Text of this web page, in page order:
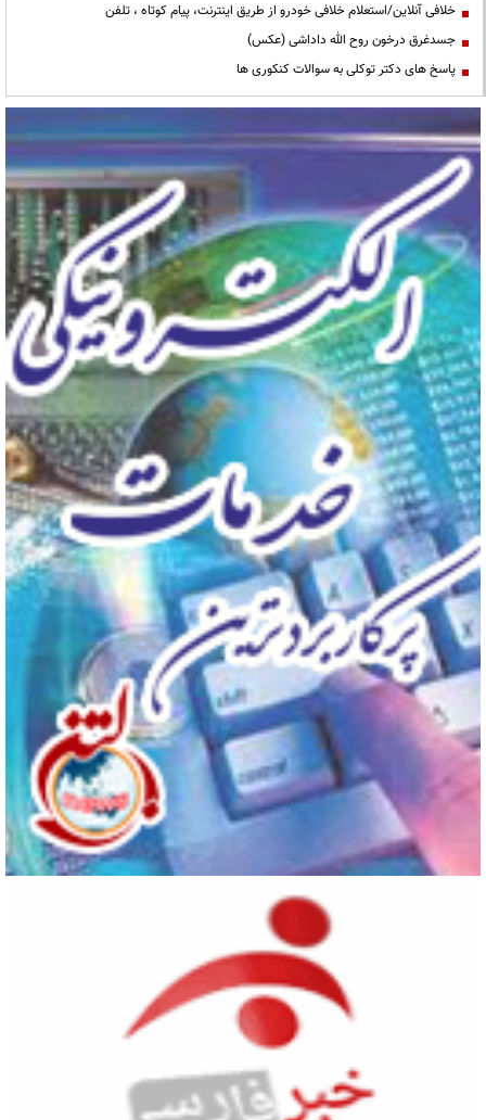
خلافی آنلاین/استعلام خلافی خودرو از طریق اینترنت، پیام کوتاه ، تلفن
جسدغرق درخون روح الله داداشی (عکس)
پاسخ های دکتر توکلی به سوالات کنکوری ها